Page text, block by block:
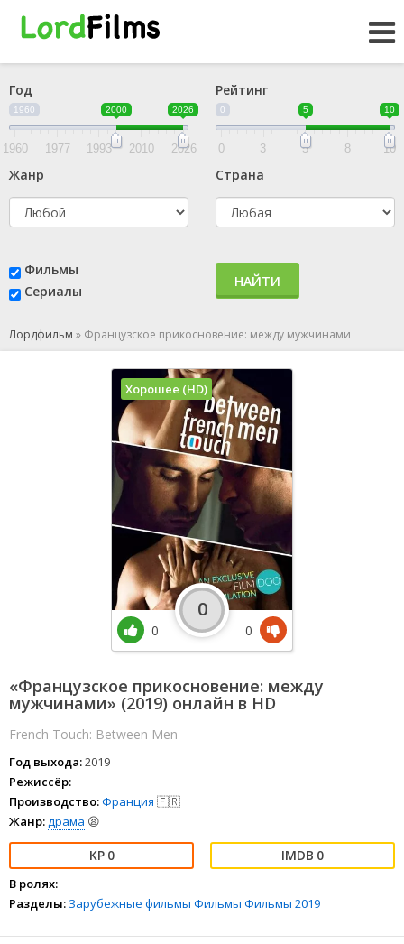
Год
1960 2000 2026
1960 1977 1993 2010 2026
Рейтинг
0 5 10
0 3 5 8 10
Жанр Страна
Фильмы
Сериалы
НАЙТИ
Лордфильм » Французское прикосновение: между мужчинами
«Французское прикосновение: между
мужчинами» (2019) онлайн в HD
French Touch: Between Men
Год выхода:2019
Режиссёр:
Производство:Франция 🇫🇷
Жанр:драма 😫
0 0
В ролях:
Разделы: Зарубежные фильмы Фильмы Фильмы 2019
Хорошее (HD)
0
0
0